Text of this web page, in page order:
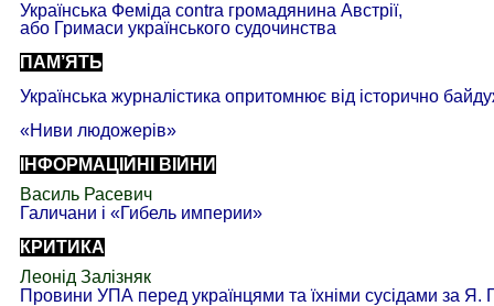
Українська Феміда contra громадянина Австрії,
або Гримаси українського судочинства
ПАМ’ЯТЬ
Українська журналістика опритомнює від історично
«Ниви людожерів»
ІНФОРМАЦІЙНІ ВІЙНИ
Василь Расевич
Галичани і «Гибель империи»
КРИТИКА
Леонід Залізняк
Провини УПА перед українцями та їхніми сусідами за Я.